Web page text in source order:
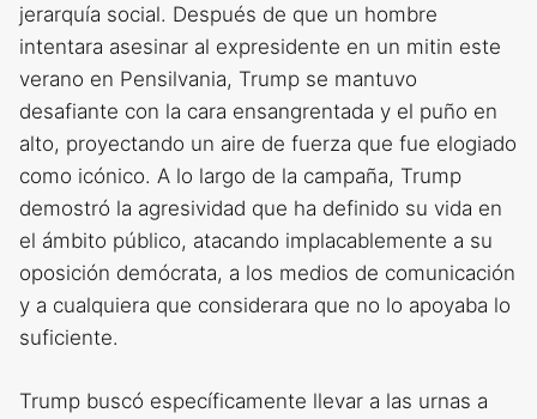
jerarquía social. Después de que un hombre
intentara asesinar al expresidente en un mitin este
verano en Pensilvania, Trump se mantuvo
desafiante con la cara ensangrentada y el puño en
alto, proyectando un aire de fuerza que fue elogiado
como icónico. A lo largo de la campaña, Trump
demostró la agresividad que ha definido su vida en
el ámbito público, atacando implacablemente a su
oposición demócrata, a los medios de comunicación
y a cualquiera que considerara que no lo apoyaba lo
suficiente.
Trump buscó específicamente llevar a las urnas a